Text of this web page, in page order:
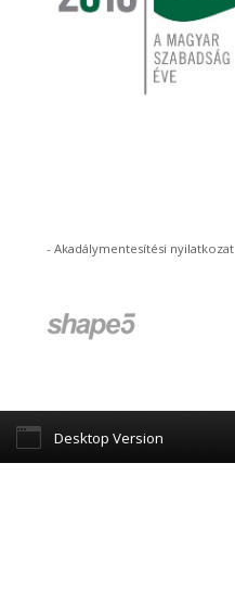
-Akadálymentesítési nyilatkozat
Desktop Version